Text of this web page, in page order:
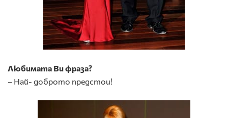
Любимата Ви фраза?
– Най- доброто предстои!